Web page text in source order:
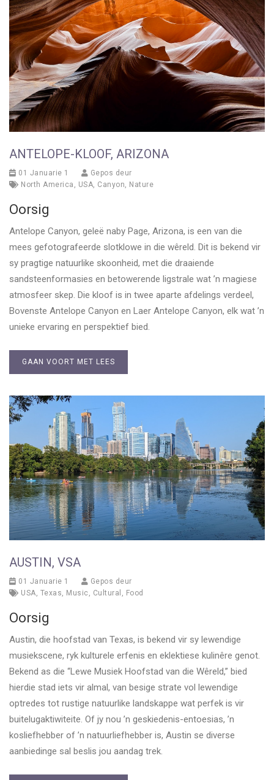
ANTELOPE-KLOOF, ARIZONA
01 Januarie 1
Gepos deur
North America , USA, Canyon, Nature
Oorsig
Antelope Canyon, geleë naby Page, Arizona, is een van die
mees gefotografeerde slotklowe in die wêreld. Dit is bekend vir
sy pragtige natuurlike skoonheid, met die draaiende
sandsteenformasies en betowerende ligstrale wat ’n magiese
atmosfeer skep. Die kloof is in twee aparte afdelings verdeel,
Bovenste Antelope Canyon en Laer Antelope Canyon, elk wat ’n
unieke ervaring en perspektief bied.
GAAN VOORT MET LEES
AUSTIN, VSA
01 Januarie 1
Gepos deur
USA Texas Music Cultural Food
Oorsig
Austin, die hoofstad van Texas, is bekend vir sy lewendige
musiekscene, ryk kulturele erfenis en eklektiese kulinêre genot.
Bekend as die “Lewe Musiek Hoofstad van die Wêreld,” bied
hierdie stad iets vir almal, van besige strate vol lewendige
optredes tot rustige natuurlike landskappe wat perfek is vir
buitelugaktiwiteite. Of jy nou ’n geskiedenis-entoesias, ’n
kosliefhebber of ’n natuurliefhebber is, Austin se diverse
aanbiedinge sal beslis jou aandag trek.